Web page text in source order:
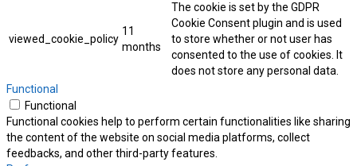
viewed_cookie_policy
11
months
The cookie is set by the GDPR
Cookie Consent plugin and is used
to store whether or not user has
consented to the use of cookies. It
does not store any personal data.
Functional
Functional
Functional cookies help to perform certain functionalities like sharing
the content of the website on social media platforms, collect
feedbacks, and other third-party features.